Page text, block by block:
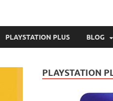
PLAYSTATION PLUS BLOG
PLAYSTATION